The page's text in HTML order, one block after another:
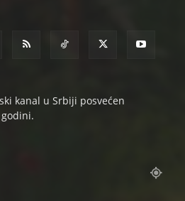
kanal u Srbiji posvećen